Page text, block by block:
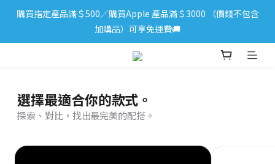
iPhone 17 系列新登場！立即訂購
購買指定產品滿＄500／購買Apple 產品滿＄3000 （價錢不包含
加購品）可享免運費🚚
iPhone 17 系列新登場！立即訂購
選擇最適合你的款式。
探索、對比，找出最完美的配搭。